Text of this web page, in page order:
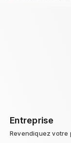
Entreprise
Revendiquez votre